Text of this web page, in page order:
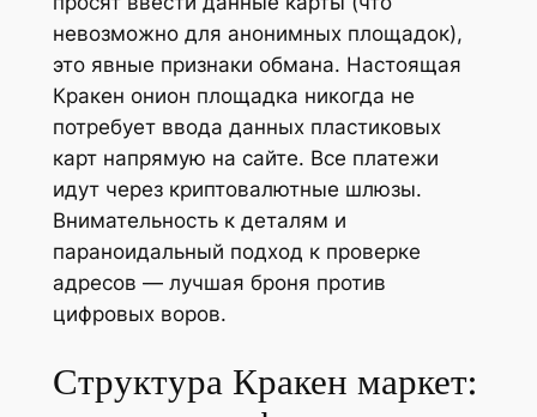
невозможно для анонимных площадок),
это явные признаки обмана. Настоящая
Кракен онион площадка никогда не
потребует ввода данных пластиковых
карт напрямую на сайте. Все платежи
идут через криптовалютные шлюзы.
Внимательность к деталям и
параноидальный подход к проверке
адресов — лучшая броня против
цифровых воров.
Структура Кракен маркет: